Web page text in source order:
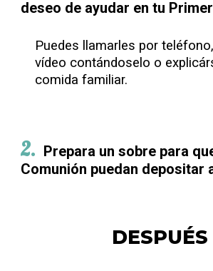
deseo de ayudar en tu
Puedes llamarles por
vídeo contándoselo o
comida familiar.
2. Prepara un sobre para
Comunión puedan depositar
DESPUÉS